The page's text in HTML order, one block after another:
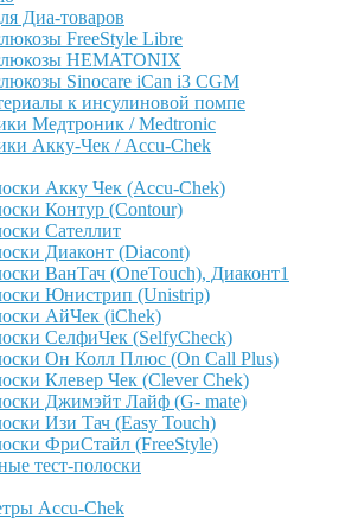
Диа-товаров
FreeStyle Libre
HEMATONIX
Sinocare iCan i3 CGM
к инсулиновой помпе
Медтроник / Medtronic
Акку-Чек / Accu-Chek
Акку Чек (Accu-Chek)
Контур (Contour)
Сателлит
Диаконт (Diacont)
ВанТач (OneTouch), Диаконт1
Юнистрип (Unistrip)
АйЧек (iChek)
СелфиЧек (SelfyCheck)
Он Колл Плюс (On Call Plus)
Клевер Чек (Clever Chek)
Джимэйт Лайф (G- mate)
Изи Тач (Easy Touch)
ФриCтайл (FreeStyle)
тест-полоски
Accu-Сhek